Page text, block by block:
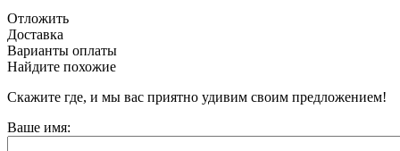
Отложить
Доставка
Варианты оплаты
Найдите похожие
Скажите где, и мы вас приятно удивим своим предложением!
Ваше имя: